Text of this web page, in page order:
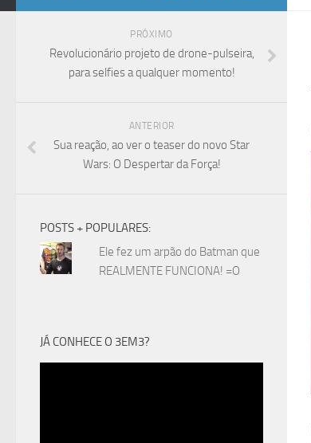
PRÓXIMO
Revolucionário projeto de drone-pulseira,
para selfies a qualquer momento!
ANTERIOR
Sua reação, ao ver o teaser do novo Star
Wars: O Despertar da Força!
POSTS + POPULARES:
Ele fez um arpão do Batman que
REALMENTE FUNCIONA! =O
JÁ CONHECE O 3EM3?